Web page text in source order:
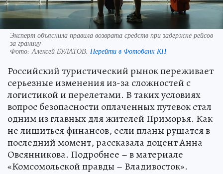
Эксперт объяснила правила возврата средств при задержке рейсов
за границу
Фото:Алексей БУЛАТОВ. Перейти в Фотобанк КП
Российский туристический рынок переживает
серьезные изменения из-за сложностей с
логистикой и перелетами. В таких условиях
вопрос безопасности оплаченных путевок стал
одним из главных для жителей Приморья. Как
не лишиться финансов, если планы рушатся в
последний момент, рассказала доцент Анна
Овсянникова. Подробнее – в материале
«Комсомольской правды – Владивосток».